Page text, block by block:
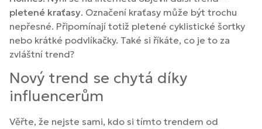
pletené kraťasy. Označení kraťasy může být trochu
nepřesné. Připomínají totiž pletené cyklistické šortky
nebo krátké podvlíkačky. Také si říkáte, co je to za
zvláštní trend?
Nový trend se chytá díky
influencerům
Věřte, že nejste sami, kdo si tímto trendem od